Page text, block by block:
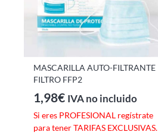
MASCARILLA AUTO-FILTRANTE
FILTRO FFP2
1,98€ IVA no incluido
Si eres PROFESIONAL regístrate
para tener TARIFAS EXCLUSIVAS.